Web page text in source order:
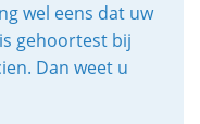
wel eens dat uw
gehoortest bij
Dan weet u